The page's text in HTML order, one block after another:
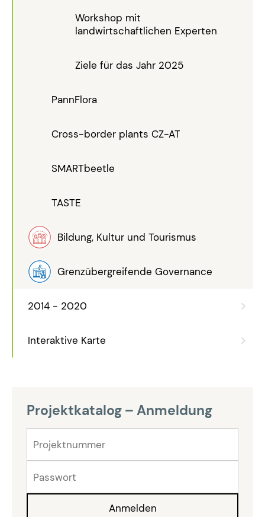
Workshop mit
landwirtschaftlichen Experten
Ziele für das Jahr 2025
PannFlora
Cross-border plants CZ-AT
SMARTbeetle
TASTE
Bildung, Kultur und Tourismus
Grenzübergreifende Governance
2014 - 2020
Interaktive Karte
Projektkatalog – Anmeldung